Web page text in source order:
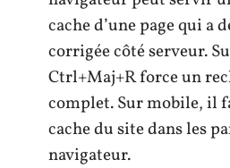
cache d’une page qui a
corrigée côté serveur.
Ctrl+Maj+R force un
complet. Sur mobile, il
cache du site dans les
navigateur.